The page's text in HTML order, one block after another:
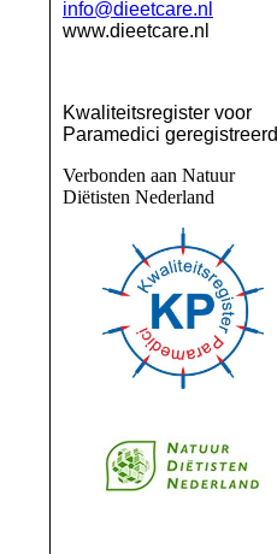
info@dieetcare.nl
www.dieetcare.nl
Kwaliteitsregister voor
Paramedici geregistreerd
Verbonden aan Natuur
Diëtisten Nederland